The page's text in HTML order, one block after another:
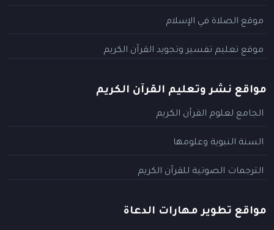
موقع الصلاة في الإسلام
موقع تعليم تفسير وتجويد القرآن الكريم
مواقع نشر وتعليم القرآن الكريم
الجامع لعلوم القرآن الكريم
السنة النبوية وعلومها
الترجمات الصوتية للقرآن الكريم
مواقع تطوير مهارات الدعاة